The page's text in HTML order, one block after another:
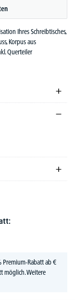
Ihres Schreibtisches,
Korpus aus
Querteiler
Premium-Rabatt ab €
möglich.Weitere